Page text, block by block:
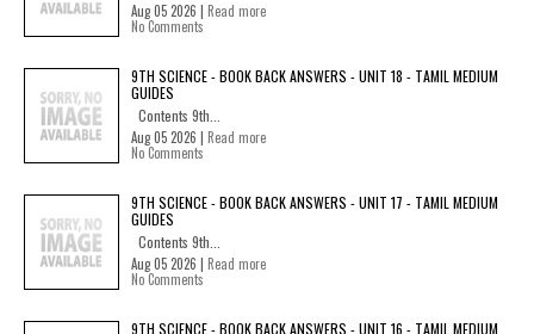
Aug 05 2026 | Read more
No Comments
9TH SCIENCE - BOOK BACK ANSWERS - UNIT 18 - TAMIL MEDIUM
GUIDES
Contents 9th...
Aug 05 2026 | Read more
No Comments
9TH SCIENCE - BOOK BACK ANSWERS - UNIT 17 - TAMIL MEDIUM
GUIDES
Contents 9th...
Aug 05 2026 | Read more
No Comments
9TH SCIENCE - BOOK BACK ANSWERS - UNIT 16 - TAMIL MEDIUM